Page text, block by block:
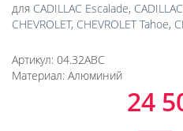
для CADILLAC Escalade,
CHEVROLET, CHEVROLET Tahoe,
Артикул: 04.32ABC
Материал: Алюминий
24